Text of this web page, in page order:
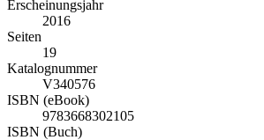
Erscheinungsjahr
2016
Seiten
19
Katalognummer
V340576
ISBN (eBook)
9783668302105
ISBN (Buch)